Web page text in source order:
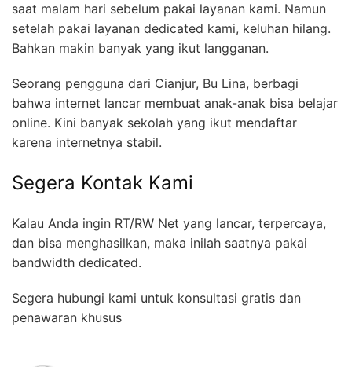
saat malam hari sebelum pakai layanan kami. Namun
setelah pakai layanan dedicated kami, keluhan hilang.
Bahkan makin banyak yang ikut langganan.
Seorang pengguna dari Cianjur, Bu Lina, berbagi
bahwa internet lancar membuat anak-anak bisa belajar
online. Kini banyak sekolah yang ikut mendaftar
karena internetnya stabil.
Segera Kontak Kami
Kalau Anda ingin RT/RW Net yang lancar, terpercaya,
dan bisa menghasilkan, maka inilah saatnya pakai
bandwidth dedicated.
Segera hubungi kami untuk konsultasi gratis dan
penawaran khusus